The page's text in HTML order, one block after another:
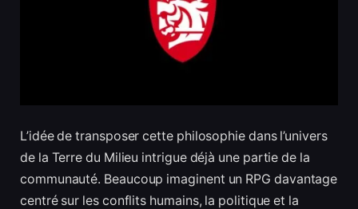
L’idée de transposer cette philosophie dans l’univers
de la Terre du Milieu intrigue déjà une partie de la
communauté. Beaucoup imaginent un RPG davantage
centré sur les conflits humains, la politique et la